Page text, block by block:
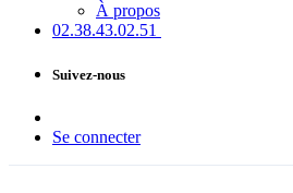
À propos
02.38.43​.02.51
Suivez-nous
Se connecter